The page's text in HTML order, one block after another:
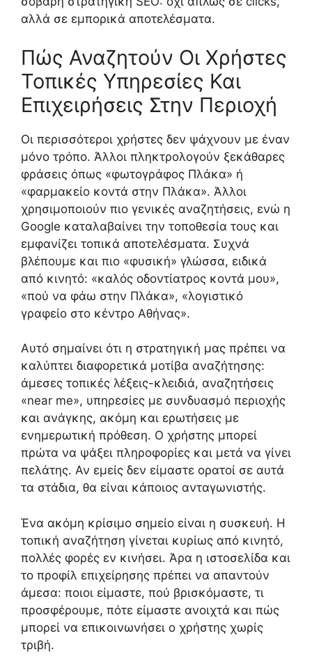
αλλά σε εμπορικά αποτελέσματα.
Πώς Αναζητούν Οι Χρήστες
Τοπικές Υπηρεσίες Και
Επιχειρήσεις Στην Περιοχή
Οι περισσότεροι χρήστες δεν ψάχνουν με έναν
μόνο τρόπο. Άλλοι πληκτρολογούν ξεκάθαρες
φράσεις όπως «φωτογράφος Πλάκα» ή
«φαρμακείο κοντά στην Πλάκα». Άλλοι
χρησιμοποιούν πιο γενικές αναζητήσεις, ενώ η
Google καταλαβαίνει την τοποθεσία τους και
εμφανίζει τοπικά αποτελέσματα. Συχνά
βλέπουμε και πιο «φυσική» γλώσσα, ειδικά
από κινητό: «καλός οδοντίατρος κοντά μου»,
«πού να φάω στην Πλάκα», «λογιστικό
γραφείο στο κέντρο Αθήνας».
Αυτό σημαίνει ότι η στρατηγική μας πρέπει να
καλύπτει διαφορετικά μοτίβα αναζήτησης:
άμεσες τοπικές λέξεις-κλειδιά, αναζητήσεις
«near me», υπηρεσίες με συνδυασμό περιοχής
και ανάγκης, ακόμη και ερωτήσεις με
ενημερωτική πρόθεση. Ο χρήστης μπορεί
πρώτα να ψάξει πληροφορίες και μετά να γίνει
πελάτης. Αν εμείς δεν είμαστε ορατοί σε αυτά
τα στάδια, θα είναι κάποιος ανταγωνιστής.
Ένα ακόμη κρίσιμο σημείο είναι η συσκευή. Η
τοπική αναζήτηση γίνεται κυρίως από κινητό,
πολλές φορές εν κινήσει. Άρα η ιστοσελίδα και
το προφίλ επιχείρησης πρέπει να απαντούν
άμεσα: ποιοι είμαστε, πού βρισκόμαστε, τι
προσφέρουμε, πότε είμαστε ανοιχτά και πώς
μπορεί να επικοινωνήσει ο χρήστης χωρίς
τριβή.